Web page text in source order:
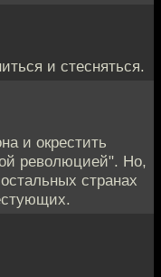
и стесняться.
и окрестить
революцией". Но,
странах